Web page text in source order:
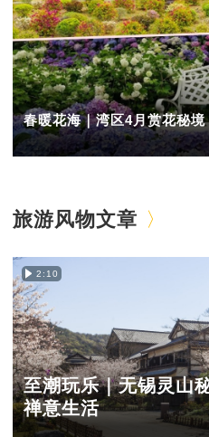
春暖花海｜湾区4月赏花秘
旅游风物文章
2:10
至潮玩乐｜无锡灵山
禅意生活